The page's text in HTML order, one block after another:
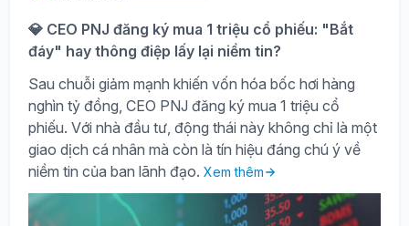
💎 CEO PNJ đăng ký mua 1 triệu cổ phiếu: "Bắt
đáy" hay thông điệp lấy lại niềm tin?
Sau chuỗi giảm mạnh khiến vốn hóa bốc hơi hàng
nghìn tỷ đồng, CEO PNJ đăng ký mua 1 triệu cổ
phiếu. Với nhà đầu tư, động thái này không chỉ là một
giao dịch cá nhân mà còn là tín hiệu đáng chú ý về
niềm tin của ban lãnh đạo. Xem thêm